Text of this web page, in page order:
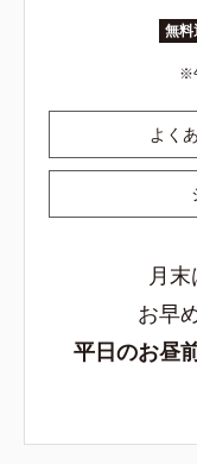
無料
よく
月
お早
平日のお昼